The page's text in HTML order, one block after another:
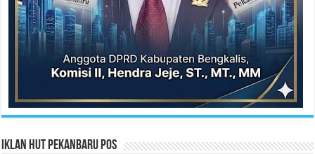
Iklan HUT Pekanbaru Pos